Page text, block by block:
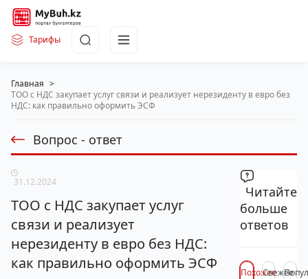
Тарифы
Главная >
ТОО с НДС закупает услуг связи и реализует нерезиденту в евро без
НДС: как правильно оформить ЭСФ
Вопрос - ответ
31.12.2024
ТОО с НДС закупает услуг
связи и реализует
нерезиденту в евро без НДС:
как правильно оформить ЭСФ
Читайте
больше
ответов
ПохожееСвежее